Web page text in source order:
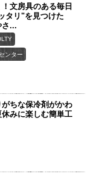
！文房具のある毎日
タリ"を見つけた
さ...
ンター
がちな保冷剤がかわ
みに楽しむ簡単工